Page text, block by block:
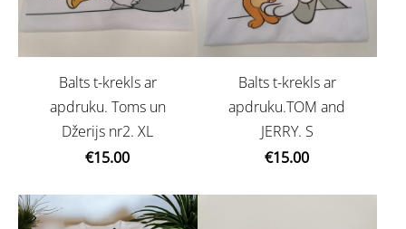
Balts t-krekls ar
apdruku. Toms un
Džerijs nr2. XL
€15.00
Balts t-krekls ar
apdruku.TOM and
JERRY. S
€15.00